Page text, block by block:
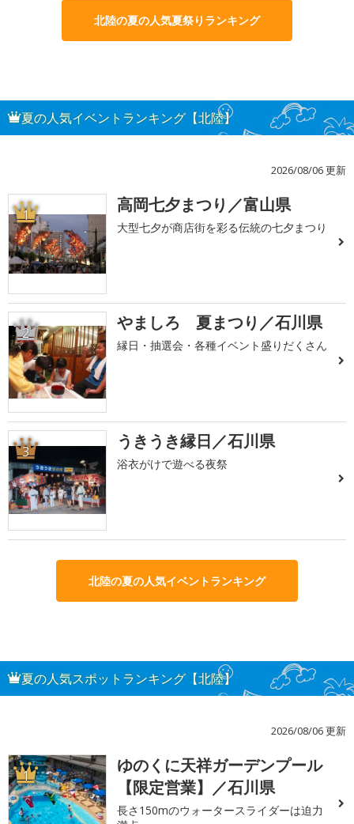
北陸の夏の人気夏祭りランキング
夏の人気イベントランキング【北陸】
2026/08/06 更新
1 高岡七夕まつり／富山県
大型七夕が商店街を彩る伝統の七夕まつり
2 やましろ 夏まつり／石川県
縁日・抽選会・各種イベント盛りだくさん
3 うきうき縁日／石川県
浴衣がけで遊べる夜祭
北陸の夏の人気イベントランキング
夏の人気スポットランキング【北陸】
2026/08/06 更新
1
ゆのくに天祥ガーデンプール
【限定営業】／石川県
長さ150mのウォータースライダーは迫力